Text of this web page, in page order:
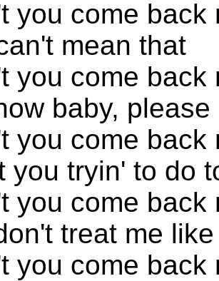
you come back
mean that
you come back
baby, please
you come back
you tryin' to do
you come back
treat me
you come back